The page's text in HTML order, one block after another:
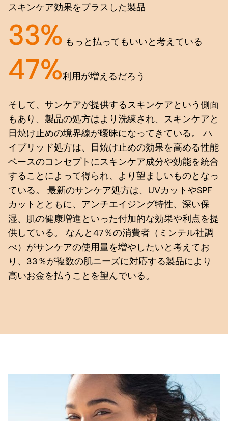
スキンケア効果をプラスした製品
33% もっと払ってもいいと考えている
47%利用が増えるだろう
そして、サンケアが提供するスキンケアという側面
もあり、製品の処方はより洗練され、スキンケアと
日焼け止めの境界線が曖昧になってきている。 ハ
イブリッド処方は、日焼け止めの効果を高める性能
ベースのコンセプトにスキンケア成分や効能を統合
することによって得られ、より望ましいものとなっ
ている。 最新のサンケア処方は、UVカットやSPF
カットとともに、アンチエイジング特性、深い保
湿、肌の健康増進といった付加的な効果や利点を提
供している。 なんと47％の消費者（ミンテル社調
べ）がサンケアの使用量を増やしたいと考えてお
り、33％が複数の肌ニーズに対応する製品により
高いお金を払うことを望んでいる。